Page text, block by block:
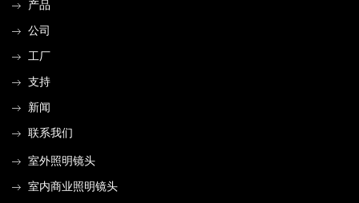
产品
公司
工厂
支持
新闻
联系我们
室外照明镜头
室内商业照明镜头